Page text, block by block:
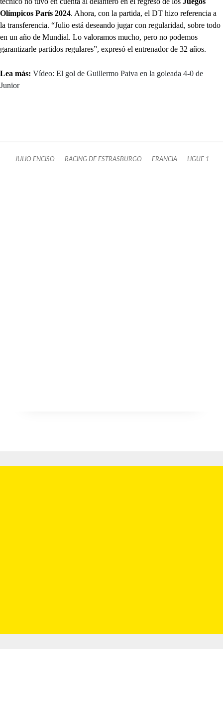
Olímpicos París 2024. Ahora, con la partida, el DT hizo referencia a
la transferencia. “Julio está deseando jugar con regularidad, sobre todo
en un año de Mundial. Lo valoramos mucho, pero no podemos
garantizarle partidos regulares”, expresó el entrenador de 32 años.
Lea más: Vídeo: El gol de Guillermo Paiva en la goleada 4-0 de
Junior
JULIO ENCISO RACING DE ESTRASBURGO FRANCIA LIGUE 1